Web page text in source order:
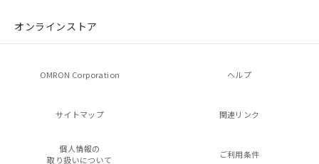
オンラインストア
OMRON Corporation ヘルプ
サイトマップ 関連リンク
個人情報の
取り扱いについて
ご利用条件